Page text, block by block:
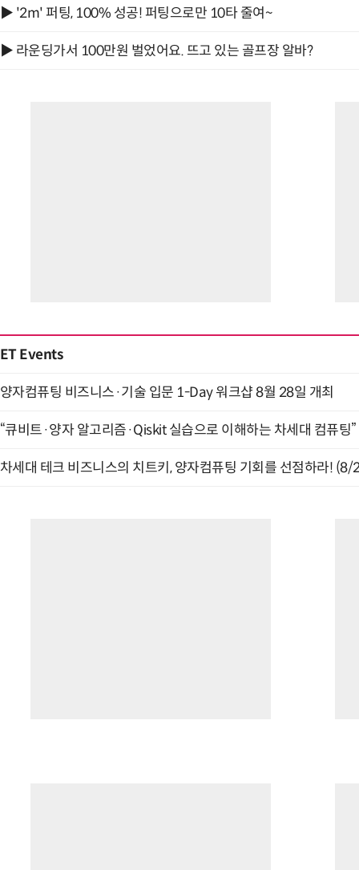
▶ '2m' 퍼팅, 100% 성공! 퍼팅으로만 10타 줄여~
▶ 라운딩가서 100만원 벌었어요. 뜨고 있는 골프장 알바?
ET Events
양자컴퓨팅 비즈니스·기술 입문 1-Day 워크샵 8월 28일 개최
“큐비트·양자 알고리즘·Qiskit 실습으로 이해하는 차세대 컴퓨팅
차세대 테크 비즈니스의 치트키, 양자컴퓨팅 기회를 선점하라! (8/